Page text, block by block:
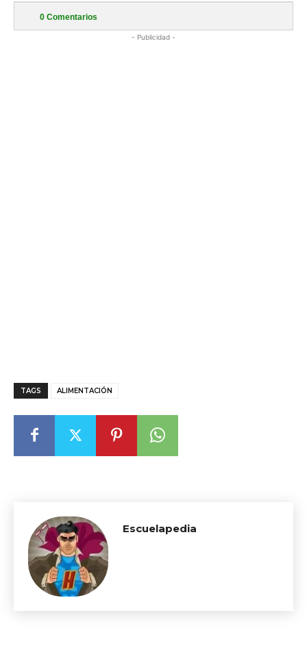
0 Comentarios
- Publicidad -
TAGS ALIMENTACIÓN
Escuelapedia